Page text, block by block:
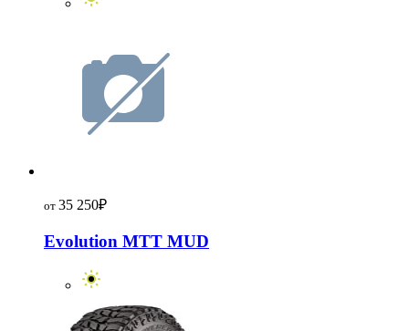
от 35 250₽
Evolution MTT MUD